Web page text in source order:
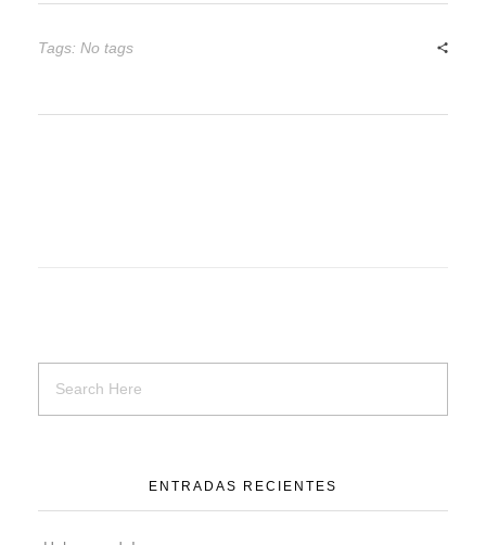
GRUPO EDITORIAL DE POESÍA
Tags: No tags
ENTRADAS RECIENTES